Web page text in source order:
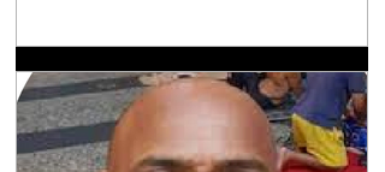
Comissões formadas por Advogados e
Advogadas com a missão de trabalharem com
a Garantia Constitucional inscrita no art. 133 da
nossa Carta Política de 1988, realizando um